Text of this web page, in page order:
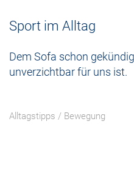
Sport im Alltag
Dem Sofa schon
unverzichtbar für uns ist.
Alltagstipps / Bewegung